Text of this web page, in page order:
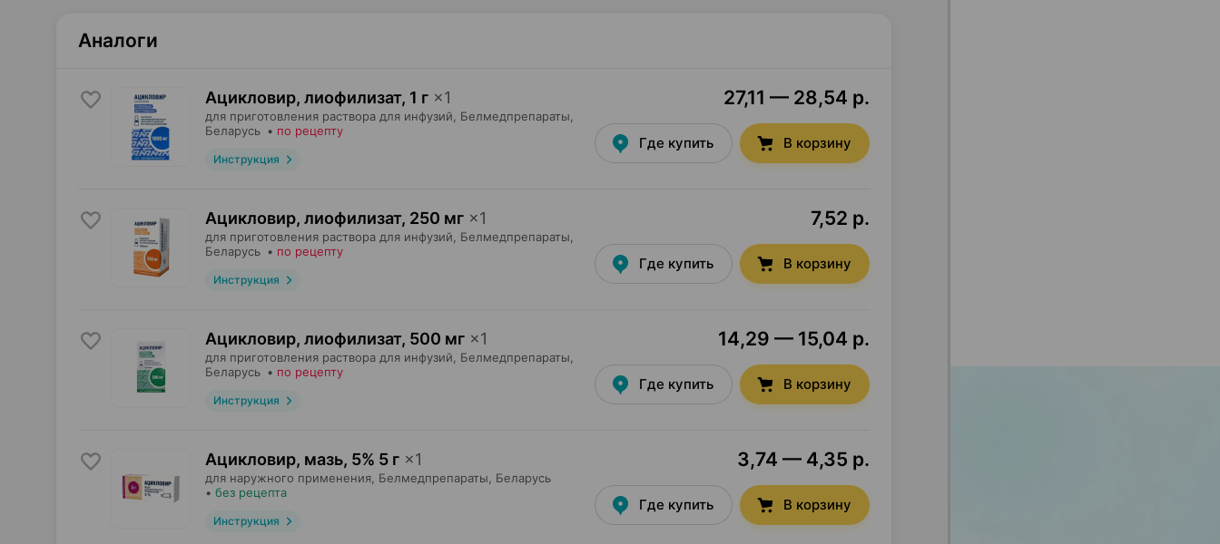
Аналоги
Ацикловир, лиофилизат, 1 г ×1
для приготовления раствора для инфузий, Белмедпрепараты
Беларусь • по рецепту
Инструкция
27,11 — 28,54 р.
Где купить В корзину
Ацикловир, лиофилизат, 250 мг ×1
для приготовления раствора для инфузий, Белмедпрепараты
Беларусь • по рецепту
Инструкция
7,52 р.
Где купить В корзину
Ацикловир, лиофилизат, 500 мг ×1
для приготовления раствора для инфузий, Белмедпрепараты
Беларусь • по рецепту
Инструкция
14,29 — 15,04 р.
Где купить В корзину
Ацикловир, мазь, 5% 5 г ×1
для наружного применения, Белмедпрепараты , Беларусь
• без рецепта
Инструкция
3,74 — 4,35 р.
Где купить В корзину